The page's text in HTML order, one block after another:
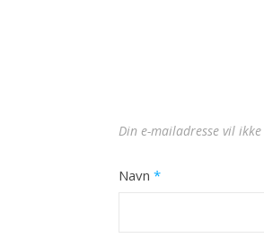
Din e-mailadresse vil
Navn *